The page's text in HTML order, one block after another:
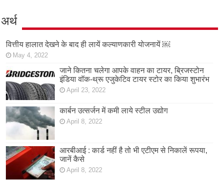
अर्थ
वित्तीय हालात देखने के बाद ही लायें कल्याणकारी योजनायें ￼
May 4, 2022
जाने कितना चलेगा आपके वाहन का टायर, ब्रिजस्टोन
इंडिया वॉक-थ्रू एजुकेटिव टायर स्टोर का किया शुभारंभ
April 23, 2022
कार्बन उत्सर्जन में कमी लाये स्टील उद्योग
April 8, 2022
आरबीआई : कार्ड नहीं है तो भी एटीएम से निकालें रूपया,
जानें कैसे
April 8, 2022